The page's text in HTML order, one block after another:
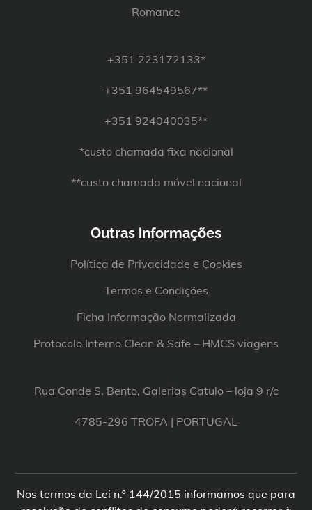
Romance
+351 223172133*
+351 964549567**
+351 924040035**
*custo chamada fixa nacional
**custo chamada móvel nacional
Outras informações
Política de Privacidade e Cookies
Termos e Condições
Ficha Informação Normalizada
Protocolo Interno Clean & Safe – HMCS viagens
Rua Conde S. Bento, Galerias Catulo – loja 9 r/c
4785-296 TROFA | PORTUGAL
Nos termos da Lei n.º 144/2015 informamos que para